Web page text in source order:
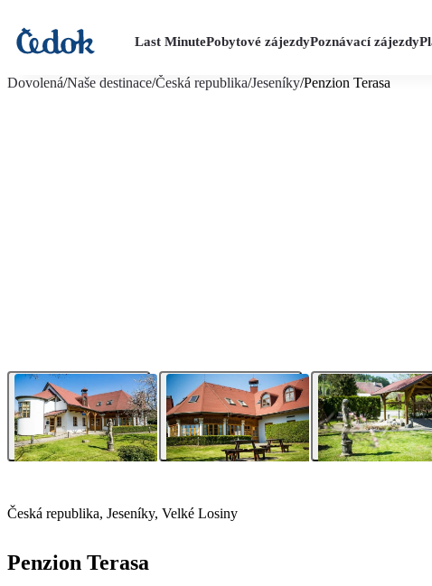
Last MinutePobytové zájezdyPoznávací zájezdy
Dovolená/Naše destinace/Česká republika/Jeseníky/Penzion Terasa
Česká republika, Jeseníky, Velké Losiny
Penzion Terasa